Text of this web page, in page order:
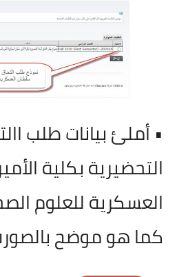
• أملئ بيانات طلب
التحضيرية بكلية
العسكرية للعلوم
كما هو موضح